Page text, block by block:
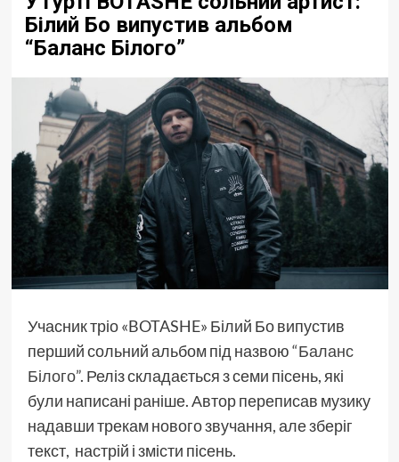
Білий Бо випустив альбом
“Баланс Білого”
Учасник тріо «BOTASHE» Білий Бо випустив
перший сольний альбом під назвою“Баланс
Білого”. Реліз складається з семи пісень, які
були написані раніше. Автор переписав музику
надавши трекам нового звучання, але зберіг
текст, настрій і змісти пісень.